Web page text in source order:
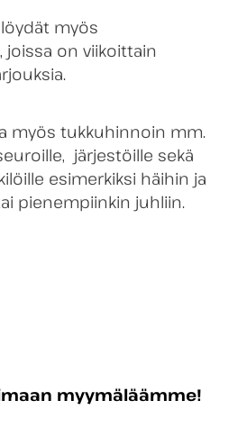
myös
on viikoittain
myös tukkuhinnoin mm.
järjestöille sekä
esimerkiksi häihin ja
pienempiinkin juhliin.
myymäläämme!